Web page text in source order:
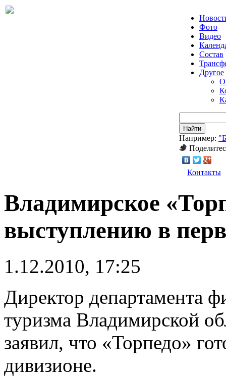
Фото
Видео
Состав
Другое
О
Найти
Например:
Контакты
Владимирское
выступлению в
1.12.2010, 17:25
Директор департамента
туризма Владимирской
заявил, что «Торпедо»
дивизионе.